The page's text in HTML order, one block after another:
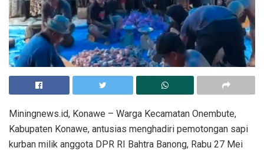
Miningnews.id, Konawe – Warga Kecamatan Onembute,
Kabupaten Konawe, antusias menghadiri pemotongan sapi
kurban milik anggota DPR RI Bahtra Banong, Rabu 27 Mei